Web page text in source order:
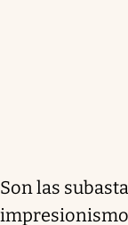
Son las
impresionismo